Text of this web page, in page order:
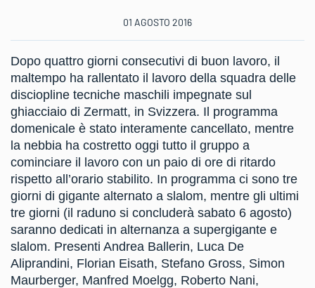
01 AGOSTO 2016
Dopo quattro giorni consecutivi di buon lavoro, il
maltempo ha rallentato il lavoro della squadra delle
disciopline tecniche maschili impegnate sul
ghiacciaio di Zermatt, in Svizzera. Il programma
domenicale è stato interamente cancellato, mentre
la nebbia ha costretto oggi tutto il gruppo a
cominciare il lavoro con un paio di ore di ritardo
rispetto all’orario stabilito. In programma ci sono tre
giorni di gigante alternato a slalom, mentre gli ultimi
tre giorni (il raduno si concluderà sabato 6 agosto)
saranno dedicati in alternanza a supergigante e
slalom. Presenti Andrea Ballerin, Luca De
Aliprandini, Florian Eisath, Stefano Gross, Simon
Maurberger, Manfred Moelgg, Roberto Nani,